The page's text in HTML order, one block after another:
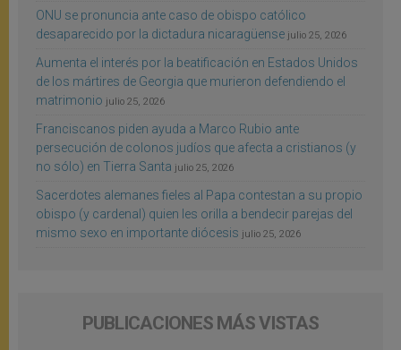
ONU se pronuncia ante caso de obispo católico
desaparecido por la dictadura nicaragüense julio 25, 2026
Aumenta el interés por la beatificación en Estados Unidos
de los mártires de Georgia que murieron defendiendo el
matrimonio julio 25, 2026
Franciscanos piden ayuda a Marco Rubio ante
persecución de colonos judíos que afecta a cristianos (y
no sólo) en Tierra Santa julio 25, 2026
Sacerdotes alemanes fieles al Papa contestan a su propio
obispo (y cardenal) quien les orilla a bendecir parejas del
mismo sexo en importante diócesis julio 25, 2026
PUBLICACIONES MÁS VISTAS